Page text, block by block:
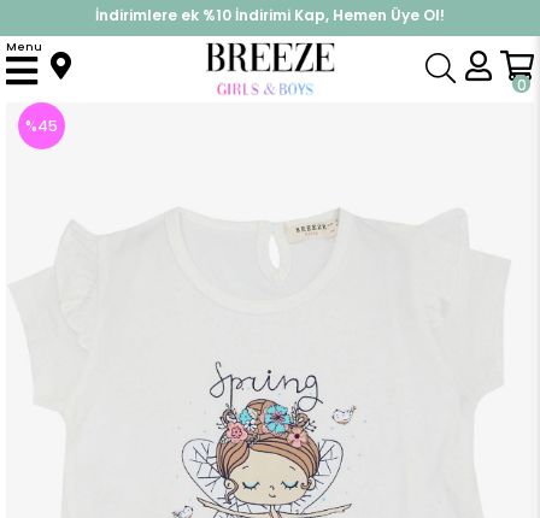
%30 Sepette Yaz İndirimi, Hemen Al!
İndirimlere ek %10 İndirimi Kap, Hemen Üye Ol!
0
Menu
Anasayfa Üst Giyim Tişört
%45